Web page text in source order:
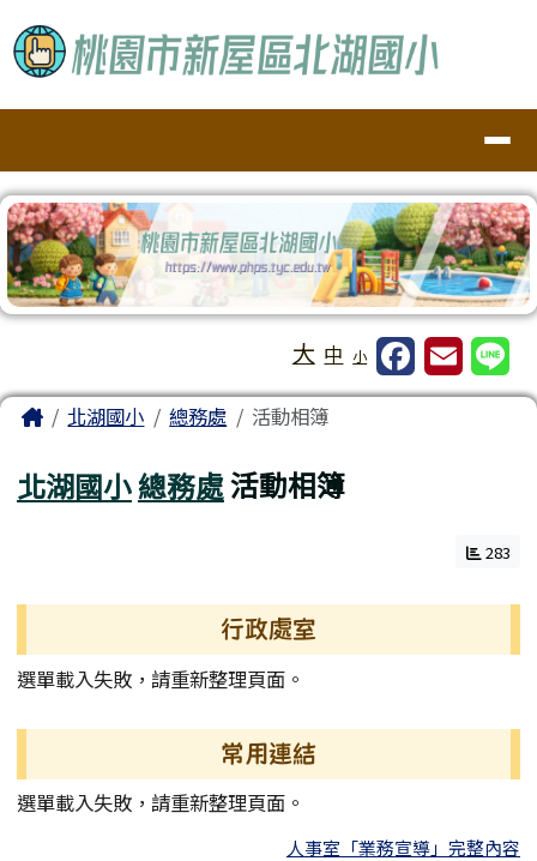
桃園市新屋區北湖國小
大 中 小
主內容區域
Home北湖國小 總務處 活動相簿
北湖國小總務處活動相簿
283
行政處室
選單載入失敗，請重新整理頁面。
常用連結
選單載入失敗，請重新整理頁面。
人事室「業務宣導」完整內容
頁尾區域